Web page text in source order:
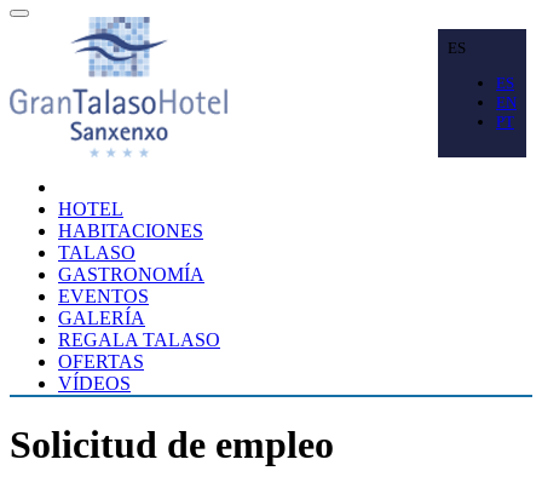
ES
ES
EN
PT
HOTEL
HABITACIONES
TALASO
GASTRONOMÍA
EVENTOS
GALERÍA
REGALA TALASO
OFERTAS
VÍDEOS
Solicitud de empleo